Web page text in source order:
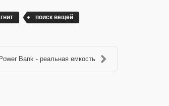
поиск вещей
Power Bank - реальная емкость